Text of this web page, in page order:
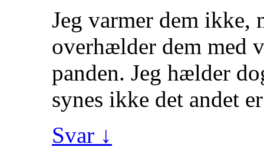
Jeg varmer dem ikke,
overhælder dem med
panden. Jeg hælder
synes ikke det andet
Svar ↓